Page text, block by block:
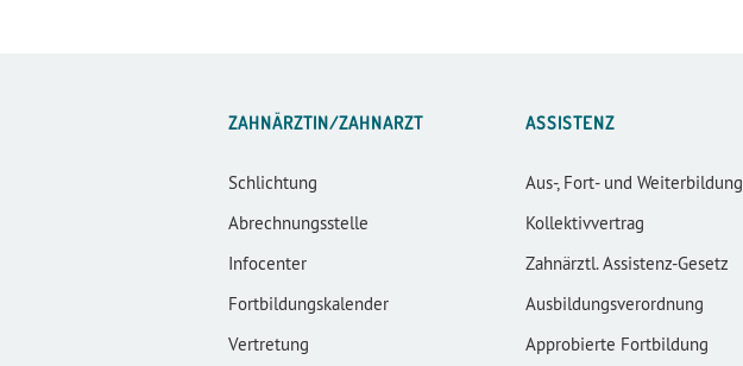
ZAHNÄRZTIN/ZAHNARZT
Schlichtung
Abrechnungsstelle
Infocenter
Fortbildungskalender
Vertretung
ASSISTENZ
Aus-, Fort- und Weiterbildung
Kollektivvertrag
Zahnärztl. Assistenz-Gesetz
Ausbildungsverordnung
Approbierte Fortbildung